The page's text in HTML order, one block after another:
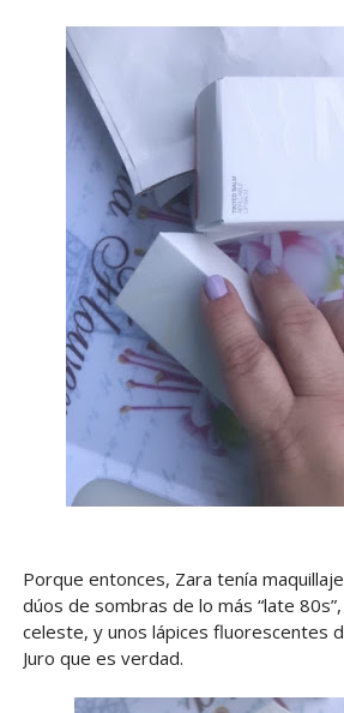
Porque entonces, Zara tenía
dúos de sombras de lo más “late
celeste, y unos lápices fluorescentes
Juro que es verdad.